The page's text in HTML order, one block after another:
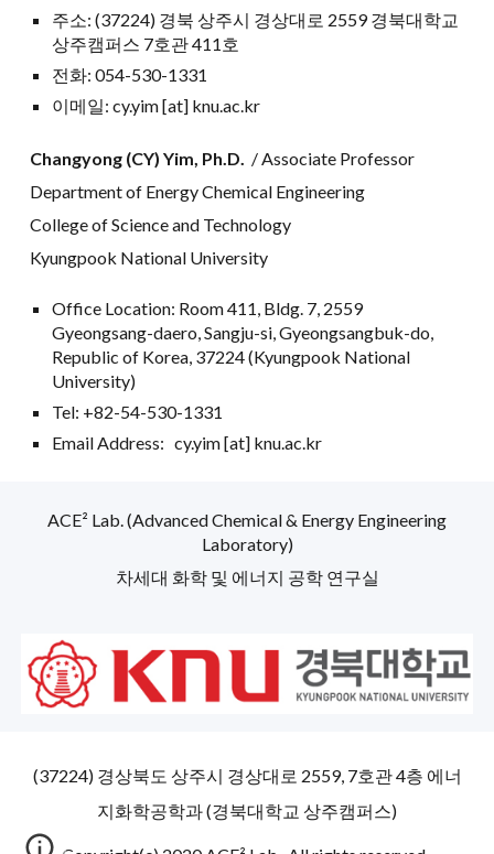
주소: (37224) 경북 상주시 경상대로 2559 경북대학교
상주캠퍼스 7호관 411호
전화: 054-530-1331
이메일: cy.yim [at] knu.ac.kr
Changyong (CY) Yim, Ph.D. /Associate Professor
Department of Energy Chemical Engineering
College of Science and Technology
Kyungpook National University
Office Location: Room 411, Bldg. 7, 2559
Gyeongsang-daero, Sangju-si, Gyeongsangbuk-do,
Republic of Korea, 37224 (Kyungpook National
University)
Tel: +82-54-530-1331
Email Address: cy.yim [at] knu.ac.kr
ACE² Lab. (Advanced Chemical & Energy Engineering
Laboratory)
차세대 화학 및 에너지 공학 연구실
(37224) 경상북도 상주시 경상대로 2559, 7호관 4층 에너
지화학공학과 (경북대학교 상주캠퍼스)